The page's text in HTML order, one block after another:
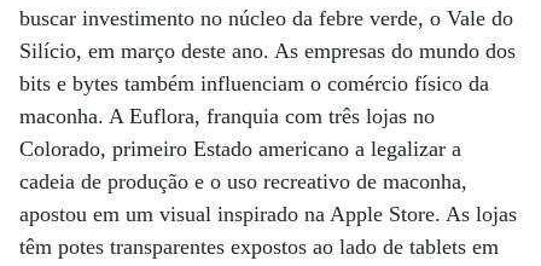
buscar investimento no núcleo da febre verde, o Vale do
Silício, em março deste ano. As empresas do mundo dos
bits e bytes também influenciam o comércio físico da
maconha. A Euflora, franquia com três lojas no
Colorado, primeiro Estado americano a legalizar a
cadeia de produção e o uso recreativo de maconha,
apostou em um visual inspirado na Apple Store. As lojas
têm potes transparentes expostos ao lado de tablets em